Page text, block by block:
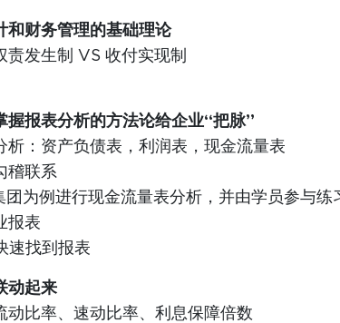
财务管理的基础理论
责发生制 VS 收付实现制
报表分析的方法论给企业“把脉”
析：资产负债表，利润表，现金流量表
稽联系
团为例进行现金流量表分析，并由学员参与练
报表
速找到报表
动起来
动比率、速动比率、利息保障倍数